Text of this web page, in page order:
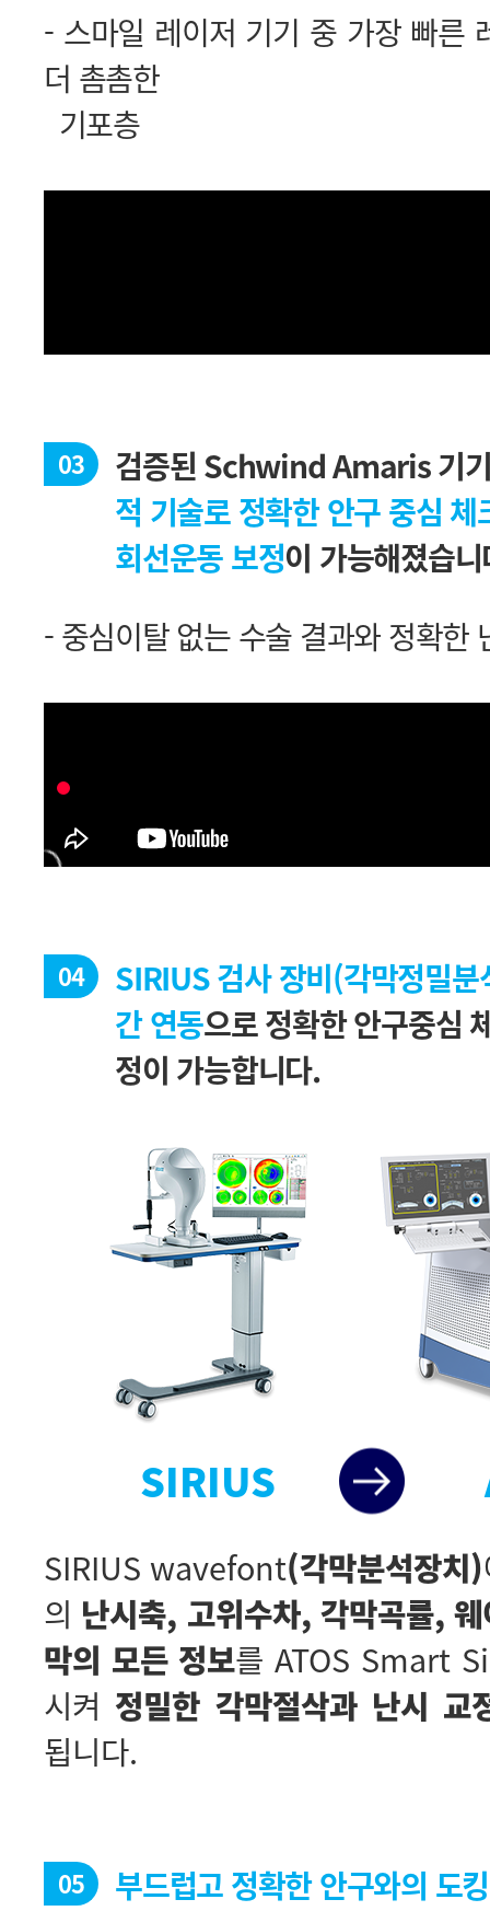
더 촘촘한
기포층
03
검증된 Schwind Amaris 기
적 기술로 정확한 안구 중심 체
회선운동 보정이 가능해졌습
- 중심이탈 없는 수술 결과와 정확한
04
간 연동
정이 가능합니다.
SIRIUS
SIRIUS wavefont(각막분석장치)
의
막의 모든 정보
시켜 정밀한 각막절삭과 난시 교
됩니다.
05
부드럽고 정확한 안구와의 도